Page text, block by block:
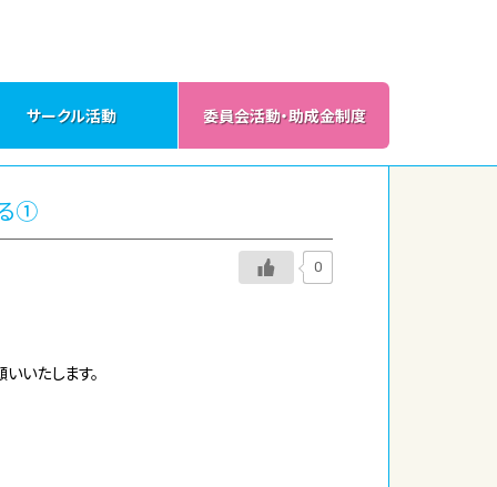
サークル活動 委員会活動・助成金制度
る①
0
いたします。